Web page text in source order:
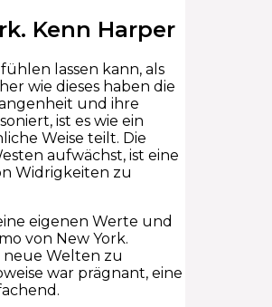
Kenn Harper
lassen kann, als
wie dieses haben die
und ihre
ist es wie ein
Weise teilt. Die
aufwächst, ist eine
Widrigkeiten zu
eigenen Werte und
von New York.
neue Welten zu
war prägnant, eine